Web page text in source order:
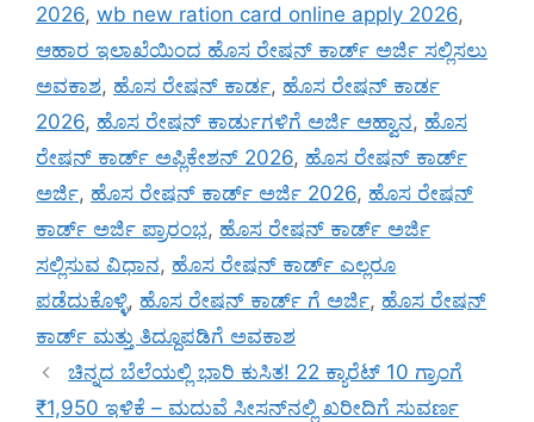
2026, wb new ration card online apply 2026,
ಆಹಾರ ಇಲಾಖೆಯಿಂದ ಹೊಸ ರೇಷನ್ ಕಾರ್ಡ್ ಅರ್ಜಿ ಸಲ್ಲಿಸಲು
ಅವಕಾಶ, ಹೊಸ ರೇಷನ್ ಕಾರ್ಡ, ಹೊಸ ರೇಷನ್ ಕಾರ್ಡ
2026, ಹೊಸ ರೇಷನ್ ಕಾರ್ಡುಗಳಿಗೆ ಅರ್ಜಿ ಆಹ್ವಾನ, ಹೊಸ
ರೇಷನ್ ಕಾರ್ಡ್ ಅಪ್ಲಿಕೇಶನ್ 2026, ಹೊಸ ರೇಷನ್ ಕಾರ್ಡ್
ಅರ್ಜಿ, ಹೊಸ ರೇಷನ್ ಕಾರ್ಡ್ ಅರ್ಜಿ 2026, ಹೊಸ ರೇಷನ್
ಕಾರ್ಡ್ ಅರ್ಜಿ ಪ್ರಾರಂಭ, ಹೊಸ ರೇಷನ್ ಕಾರ್ಡ್ ಅರ್ಜಿ
ಸಲ್ಲಿಸುವ ವಿಧಾನ, ಹೊಸ ರೇಷನ್ ಕಾರ್ಡ್ ಎಲ್ಲರೂ
ಪಡೆದುಕೊಳ್ಳಿ, ಹೊಸ ರೇಷನ್ ಕಾರ್ಡ್ ಗೆ ಅರ್ಜಿ, ಹೊಸ ರೇಷನ್
ಕಾರ್ಡ್ ಮತ್ತು ತಿದ್ದೂಪಡಿಗೆ ಅವಕಾಶ
ಚಿನ್ನದ ಬೆಲೆಯಲ್ಲಿ ಭಾರಿ ಕುಸಿತ! 22 ಕ್ಯಾರೆಟ್ 10 ಗ್ರಾಂಗೆ
₹1,950 ಇಳಿಕೆ – ಮದುವೆ ಸೀಸನ್‌ನಲ್ಲಿ ಖರೀದಿಗೆ ಸುವರ್ಣ